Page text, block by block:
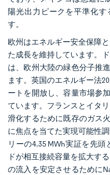
陽光出力ピークを平準化す
す。
欧州はエネルギー安全保障
た成長を維持しています。
は、欧州大陸の緑色分子推
ます。英国のエネルギー法
ートを開放し、容量市場参
ています。フランスとイタ
滑化するために既存のガス
に焦点を当てた実現可能性
リーの4.35 MWh実証を先
ドが相互接続容量を拡大す
の流入を安定させるために